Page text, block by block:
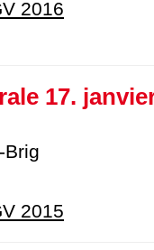
2016
17.
Brig
2015